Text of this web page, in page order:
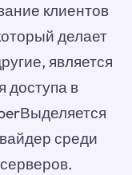
клиентов
делает
является
доступа в
среди